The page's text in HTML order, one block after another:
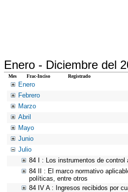
Enero - Diciembre del
Mes Frac-Inciso Registrado
Enero
Febrero
Marzo
Abril
Mayo
Junio
Julio
84 I : Los instrumentos de
84 II : El marco normativo
políticas, entre otros
84 IV A : Ingresos recibidos por